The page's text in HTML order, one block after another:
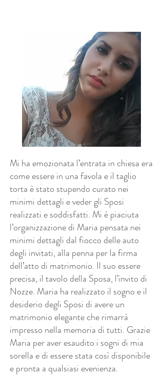
Mi ha emozionata l’entrata in chiesa era
come essere in una favola e il taglio
torta è stato stupendo curato nei
minimi dettagli e veder gli Sposi
realizzati e soddisfatti. Mi è piaciuta
l’organizzazione di Maria pensata nei
minimi dettagli dal fiocco delle auto
degli invitati, alla penna per la firma
dell’atto di matrimonio. Il suo essere
precisa, il tavolo della Sposa, l’invito di
Nozze. Maria ha realizzato il sogno e il
desiderio degli Sposi di avere un
matrimonio elegante che rimarrà
impresso nella memoria di tutti. Grazie
Maria per aver esaudito i sogni di mia
sorella e di essere stata così disponibile
e pronta a qualsiasi evenienza.